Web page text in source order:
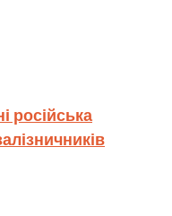
російська